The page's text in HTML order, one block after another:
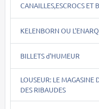
CANAILLES,ESCROCS ET
KELENBORN OU
BILLETS d'HUMEUR
LOUSEUR: LE MAGASINE
DES RIBAUDES